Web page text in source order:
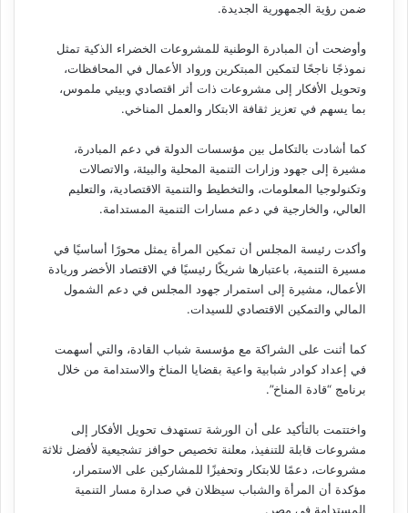
ضمن رؤية الجمهورية الجديدة.
وأوضحت أن المبادرة الوطنية للمشروعات الخضراء الذكية تمثل
نموذجًا ناجحًا لتمكين المبتكرين ورواد الأعمال في المحافظات،
وتحويل الأفكار إلى مشروعات ذات أثر اقتصادي وبيئي ملموس،
بما يسهم في تعزيز ثقافة الابتكار والعمل المناخي.
كما أشادت بالتكامل بين مؤسسات الدولة في دعم المبادرة،
مشيرة إلى جهود وزارات التنمية المحلية والبيئة، والاتصالات
وتكنولوجيا المعلومات، والتخطيط والتنمية الاقتصادية، والتعليم
العالي، والخارجية في دعم مسارات التنمية المستدامة.
وأكدت رئيسة المجلس أن تمكين المرأة يمثل محورًا أساسيًا في
مسيرة التنمية، باعتبارها شريكًا رئيسيًا في الاقتصاد الأخضر وريادة
الأعمال، مشيرة إلى استمرار جهود المجلس في دعم الشمول
المالي والتمكين الاقتصادي للسيدات.
كما أثنت على الشراكة مع مؤسسة شباب القادة، والتي أسهمت
في إعداد كوادر شبابية واعية بقضايا المناخ والاستدامة من خلال
برنامج “قادة المناخ”.
واختتمت بالتأكيد على أن الورشة تستهدف تحويل الأفكار إلى
مشروعات قابلة للتنفيذ، معلنة تخصيص حوافز تشجيعية لأفضل ثلاثة
مشروعات، دعمًا للابتكار وتحفيزًا للمشاركين على الاستمرار،
مؤكدة أن المرأة والشباب سيظلان في صدارة مسار التنمية
المستدامة في مصر.